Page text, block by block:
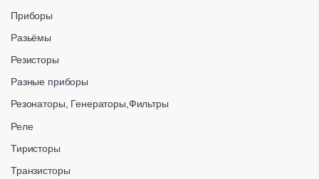
Приборы
Разьёмы
Резисторы
Разные приборы
Резонаторы, Генераторы,Фильтры
Реле
Тиристоры
Транзисторы